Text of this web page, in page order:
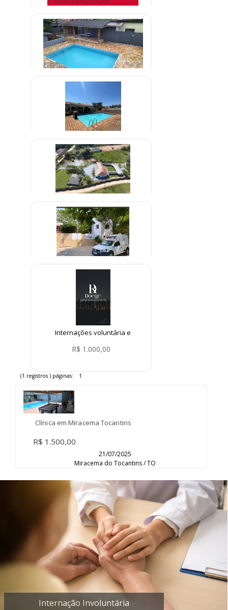
Clínica credenciada para
alcoólatras Bradesco Saúde
A combinar
Clinica de Reabilitação de Drogas
R$ 1.600,00
Clínica Para Dependentes
Alcoólatras em Uberaba Minas
Gerais
R$ 1.500,00
Clínica em Abadia de Goiás
R$ 1.500,00
Clínica de Recuperação em
R$ 1.000,00
Internações voluntária e
involuntária
R$ 1.000,00
(1 registros ) páginas: 1
Clínica em Miracema Tocantins
R$ 1.500,00
21/07/2025
Miracema do Tocantins / TO
Internação Involuntária